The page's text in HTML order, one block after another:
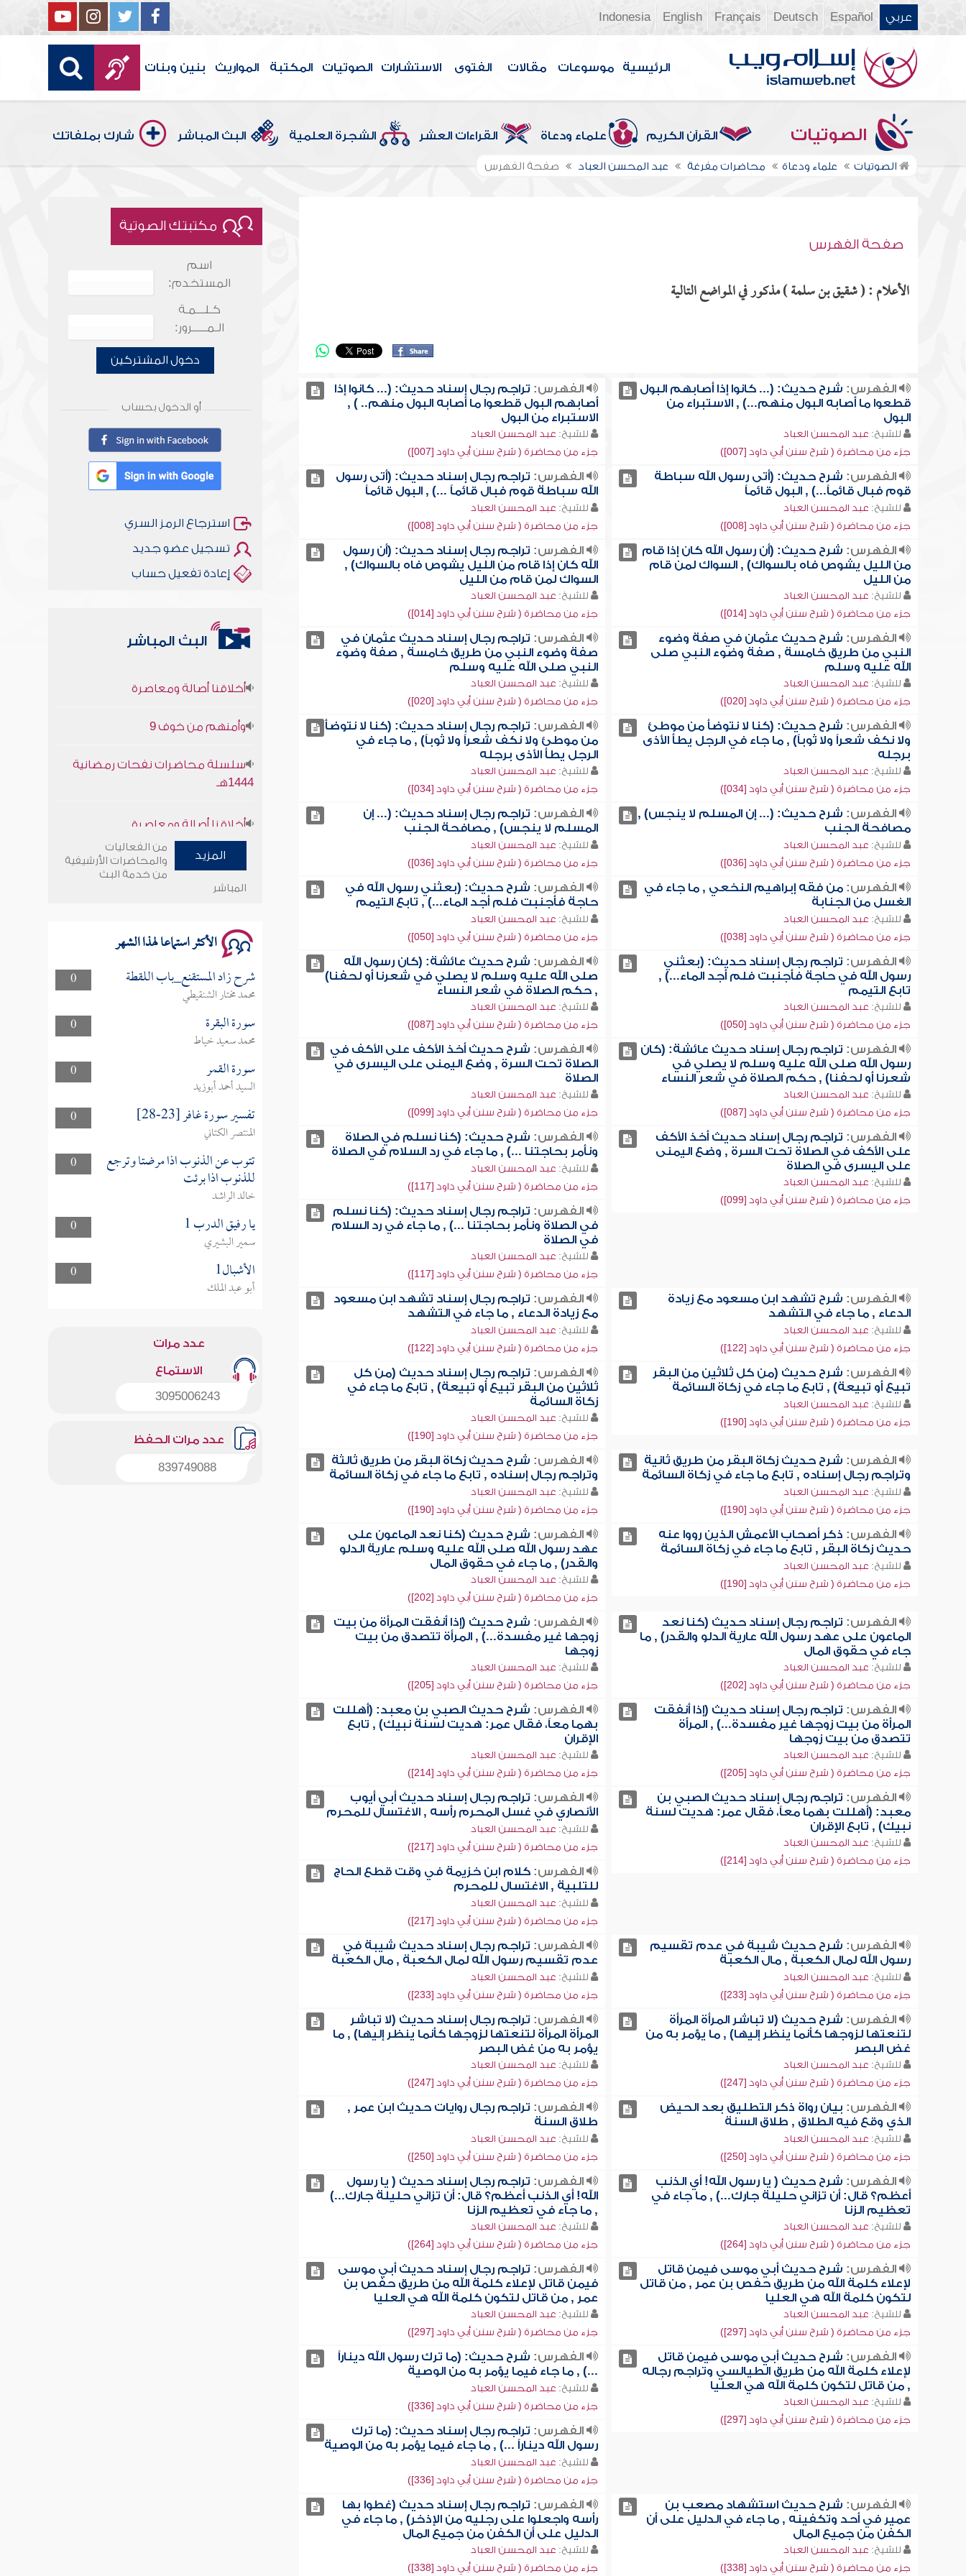
عربي Español
Deutsch
Français
English
Indonesia
الرئيسية موسوعات مقالات الفتوى الاستشارات الصوتيات المكتبة المواريث بنين وبنات
الصوتيات القرآن الكريم علماء ودعاة القراءات العشر الشجرة العلمية البث المباشر شارك بملفاتك
الصوتيات علماء ودعاة محاضرات مفرغة عبد المحسن العباد صفحة الفهرس
صفحة الفهرس
الأعلام : ( شقيق بن سلمة ) مذكور في المواضع التالية
الفهرس: شرح حديث: (... كانوا إذا أصابهم البول
قطعوا ما أصابه البول منهم...) , الاستبراء من
البول
للشيخ: عبد المحسن العباد
جزء من محاضرة ( شرح سنن أبي داود [007])
الفهرس: تراجم رجال إسناد حديث: (... كانوا إذا
أصابهم البول قطعوا ما أصابه البول منهم.. ) ,
الاستبراء من البول
للشيخ: عبد المحسن العباد
جزء من محاضرة ( شرح سنن أبي داود [007])
الفهرس: شرح حديث: (أتى رسول الله سباطة
قوم فبال قائماً...) , البول قائماً
للشيخ: عبد المحسن العباد
جزء من محاضرة ( شرح سنن أبي داود [008])
الفهرس: تراجم رجال إسناد حديث: (أتى رسول
الله سباطة قوم فبال قائماً ...) , البول قائماً
للشيخ: عبد المحسن العباد
جزء من محاضرة ( شرح سنن أبي داود [008])
الفهرس: شرح حديث: (أن رسول الله كان إذا قام
من الليل يشوص فاه بالسواك) , السواك لمن قام
من الليل
للشيخ: عبد المحسن العباد
جزء من محاضرة ( شرح سنن أبي داود [014])
الفهرس: تراجم رجال إسناد حديث: (أن رسول
الله كان إذا قام من الليل يشوص فاه بالسواك) ,
السواك لمن قام من الليل
للشيخ: عبد المحسن العباد
جزء من محاضرة ( شرح سنن أبي داود [014])
الفهرس: شرح حديث عثمان في صفة وضوء
النبي من طريق خامسة , صفة وضوء النبي صلى
الله عليه وسلم
للشيخ: عبد المحسن العباد
جزء من محاضرة ( شرح سنن أبي داود [020])
الفهرس: تراجم رجال إسناد حديث عثمان في
صفة وضوء النبي من طريق خامسة , صفة وضوء
النبي صلى الله عليه وسلم
للشيخ: عبد المحسن العباد
جزء من محاضرة ( شرح سنن أبي داود [020])
الفهرس: شرح حديث: (كنا لا نتوضأ من موطئ
ولا نكف شعراً ولا ثوباً) , ما جاء في الرجل يطأ الأذى
برجله
للشيخ: عبد المحسن العباد
جزء من محاضرة ( شرح سنن أبي داود [034])
الفهرس: تراجم رجال إسناد حديث: (كنا لا نتوضأ
من موطئ ولا نكف شعراً ولا ثوباً) , ما جاء في
الرجل يطأ الأذى برجله
للشيخ: عبد المحسن العباد
جزء من محاضرة ( شرح سنن أبي داود [034])
الفهرس: شرح حديث: (... إن المسلم لا ينجس) ,
مصافحة الجنب
للشيخ: عبد المحسن العباد
جزء من محاضرة ( شرح سنن أبي داود [036])
الفهرس: تراجم رجال إسناد حديث: (... إن
المسلم لا ينجس) , مصافحة الجنب
للشيخ: عبد المحسن العباد
جزء من محاضرة ( شرح سنن أبي داود [036])
الفهرس:من فقه إبراهيم النخعي , ما جاء في
الغسل من الجنابة
للشيخ: عبد المحسن العباد
جزء من محاضرة ( شرح سنن أبي داود [038])
الفهرس: شرح حديث: (بعثني رسول الله في
حاجة فأجنبت فلم أجد الماء...) , تابع التيمم
للشيخ: عبد المحسن العباد
جزء من محاضرة ( شرح سنن أبي داود [050])
الفهرس: تراجم رجال إسناد حديث: (بعثني
رسول الله في حاجة فأجنبت فلم أجد الماء...) ,
تابع التيمم
للشيخ: عبد المحسن العباد
جزء من محاضرة ( شرح سنن أبي داود [050])
الفهرس: شرح حديث عائشة: (كان رسول الله
صلى الله عليه وسلم لا يصلي في شعرنا أو لحفنا)
, حكم الصلاة في شعر النساء
للشيخ: عبد المحسن العباد
جزء من محاضرة ( شرح سنن أبي داود [087])
الفهرس: تراجم رجال إسناد حديث عائشة: (كان
رسول الله صلى الله عليه وسلم لا يصلي في
شعرنا أو لحفنا) , حكم الصلاة في شعر النساء
للشيخ: عبد المحسن العباد
جزء من محاضرة ( شرح سنن أبي داود [087])
الفهرس: شرح حديث أخذ الأكف على الأكف في
الصلاة تحت السرة , وضع اليمنى على اليسرى في
الصلاة
للشيخ: عبد المحسن العباد
جزء من محاضرة ( شرح سنن أبي داود [099])
الفهرس: تراجم رجال إسناد حديث أخذ الأكف
على الأكف في الصلاة تحت السرة , وضع اليمنى
على اليسرى في الصلاة
للشيخ: عبد المحسن العباد
جزء من محاضرة ( شرح سنن أبي داود [099])
الفهرس: شرح حديث: (كنا نسلم في الصلاة
ونأمر بحاجتنا ...) , ما جاء في رد السلام في الصلاة
للشيخ: عبد المحسن العباد
جزء من محاضرة ( شرح سنن أبي داود [117])
الفهرس: تراجم رجال إسناد حديث: (كنا نسلم
في الصلاة ونأمر بحاجتنا ...) , ما جاء في رد السلام
في الصلاة
للشيخ: عبد المحسن العباد
جزء من محاضرة ( شرح سنن أبي داود [117])
الفهرس: شرح تشهد ابن مسعود مع زيادة
الدعاء , ما جاء في التشهد
للشيخ: عبد المحسن العباد
جزء من محاضرة ( شرح سنن أبي داود [122])
الفهرس: تراجم رجال إسناد تشهد ابن مسعود
مع زيادة الدعاء , ما جاء في التشهد
للشيخ: عبد المحسن العباد
جزء من محاضرة ( شرح سنن أبي داود [122])
الفهرس: شرح حديث (من كل ثلاثين من البقر
تبيع أو تبيعة) , تابع ما جاء في زكاة السائمة
للشيخ: عبد المحسن العباد
جزء من محاضرة ( شرح سنن أبي داود [190])
الفهرس: تراجم رجال إسناد حديث (من كل
ثلاثين من البقر تبيع أو تبيعة) , تابع ما جاء في
زكاة السائمة
للشيخ: عبد المحسن العباد
جزء من محاضرة ( شرح سنن أبي داود [190])
الفهرس: شرح حديث زكاة البقر من طريق ثانية
وتراجم رجال إسناده , تابع ما جاء في زكاة السائمة
للشيخ: عبد المحسن العباد
جزء من محاضرة ( شرح سنن أبي داود [190])
الفهرس: شرح حديث زكاة البقر من طريق ثالثة
وتراجم رجال إسناده , تابع ما جاء في زكاة السائمة
للشيخ: عبد المحسن العباد
جزء من محاضرة ( شرح سنن أبي داود [190])
الفهرس: ذكر أصحاب الأعمش الذين رووا عنه
حديث زكاة البقر , تابع ما جاء في زكاة السائمة
للشيخ: عبد المحسن العباد
جزء من محاضرة ( شرح سنن أبي داود [190])
الفهرس: شرح حديث (كنا نعد الماعون على
عهد رسول الله صلى الله عليه وسلم عارية الدلو
والقدر) , ما جاء في حقوق المال
للشيخ: عبد المحسن العباد
جزء من محاضرة ( شرح سنن أبي داود [202])
الفهرس: تراجم رجال إسناد حديث (كنا نعد
الماعون على عهد رسول الله عارية الدلو والقدر) , ما
جاء في حقوق المال
للشيخ: عبد المحسن العباد
جزء من محاضرة ( شرح سنن أبي داود [202])
الفهرس: شرح حديث (إذا أنفقت المرأة من بيت
زوجها غير مفسدة...) , المرأة تتصدق من بيت
زوجها
للشيخ: عبد المحسن العباد
جزء من محاضرة ( شرح سنن أبي داود [205])
الفهرس: تراجم رجال إسناد حديث (إذا أنفقت
المرأة من بيت زوجها غير مفسدة...) , المرأة
تتصدق من بيت زوجها
للشيخ: عبد المحسن العباد
جزء من محاضرة ( شرح سنن أبي داود [205])
الفهرس: شرح حديث الصبي بن معبد: (أهللت
بهما معاً، فقال عمر: هديت لسنة نبيك) , تابع
الإقران
للشيخ: عبد المحسن العباد
جزء من محاضرة ( شرح سنن أبي داود [214])
الفهرس: تراجم رجال إسناد حديث الصبي بن
معبد: (أهللت بهما معاً، فقال عمر: هديت لسنة
نبيك) , تابع الإقران
للشيخ: عبد المحسن العباد
جزء من محاضرة ( شرح سنن أبي داود [214])
الفهرس: تراجم رجال إسناد حديث أبي أيوب
الأنصاري في غسل المحرم رأسه , الاغتسال للمحرم
للشيخ: عبد المحسن العباد
جزء من محاضرة ( شرح سنن أبي داود [217])
الفهرس: كلام ابن خزيمة في وقت قطع الحاج
للتلبية , الاغتسال للمحرم
للشيخ: عبد المحسن العباد
جزء من محاضرة ( شرح سنن أبي داود [217])
الفهرس: شرح حديث شيبة في عدم تقسيم
رسول الله لمال الكعبة , مال الكعبة
للشيخ: عبد المحسن العباد
جزء من محاضرة ( شرح سنن أبي داود [233])
الفهرس: تراجم رجال إسناد حديث شيبة في
عدم تقسيم رسول الله لمال الكعبة , مال الكعبة
للشيخ: عبد المحسن العباد
جزء من محاضرة ( شرح سنن أبي داود [233])
الفهرس: شرح حديث (لا تباشر المرأة المرأة
لتنعتها لزوجها كأنما ينظر إليها) , ما يؤمر به من
غض البصر
للشيخ: عبد المحسن العباد
جزء من محاضرة ( شرح سنن أبي داود [247])
الفهرس: تراجم رجال إسناد حديث (لا تباشر
المرأة المرأة لتنعتها لزوجها كأنما ينظر إليها) , ما
يؤمر به من غض البصر
للشيخ: عبد المحسن العباد
جزء من محاضرة ( شرح سنن أبي داود [247])
الفهرس: بيان رواة ذكر التطليق بعد الحيض
الذي وقع فيه الطلاق , طلاق السنة
للشيخ: عبد المحسن العباد
جزء من محاضرة ( شرح سنن أبي داود [250])
الفهرس: تراجم رجال روايات حديث ابن عمر ,
طلاق السنة
للشيخ: عبد المحسن العباد
جزء من محاضرة ( شرح سنن أبي داود [250])
الفهرس: شرح حديث ( يا رسول الله! أي الذنب
أعظم؟ قال: أن تزاني حليلة جارك...) , ما جاء في
تعظيم الزنا
للشيخ: عبد المحسن العباد
جزء من محاضرة ( شرح سنن أبي داود [264])
الفهرس: تراجم رجال إسناد حديث ( يا رسول
الله! أي الذنب أعظم؟ قال: أن تزاني حليلة جارك...)
, ما جاء في تعظيم الزنا
للشيخ: عبد المحسن العباد
جزء من محاضرة ( شرح سنن أبي داود [264])
الفهرس: شرح حديث أبي موسى فيمن قاتل
لإعلاء كلمة الله من طريق حفص بن عمر , من قاتل
لتكون كلمة الله هي العليا
للشيخ: عبد المحسن العباد
جزء من محاضرة ( شرح سنن أبي داود [297])
الفهرس: تراجم رجال إسناد حديث أبي موسى
فيمن قاتل لإعلاء كلمة الله من طريق حفص بن
عمر , من قاتل لتكون كلمة الله هي العليا
للشيخ: عبد المحسن العباد
جزء من محاضرة ( شرح سنن أبي داود [297])
الفهرس: شرح حديث أبي موسى فيمن قاتل
لإعلاء كلمة الله من طريق الطيالسي وتراجم رجاله
, من قاتل لتكون كلمة الله هي العليا
للشيخ: عبد المحسن العباد
جزء من محاضرة ( شرح سنن أبي داود [297])
الفهرس: شرح حديث: (ما ترك رسول الله ديناراً
...) , ما جاء فيما يؤمر به من الوصية
للشيخ: عبد المحسن العباد
جزء من محاضرة ( شرح سنن أبي داود [336])
الفهرس: تراجم رجال إسناد حديث: (ما ترك
رسول الله ديناراً ...) , ما جاء فيما يؤمر به من الوصية
للشيخ: عبد المحسن العباد
جزء من محاضرة ( شرح سنن أبي داود [336])
الفهرس: شرح حديث استشهاد مصعب بن
عمير في أحد وتكفينه , ما جاء في الدليل على أن
الكفن من جميع المال
للشيخ: عبد المحسن العباد
جزء من محاضرة ( شرح سنن أبي داود [338])
الفهرس: تراجم رجال إسناد حديث (غطوا بها
رأسه واجعلوا على رجليه من الإذخر) , ما جاء في
الدليل على أن الكفن من جميع المال
للشيخ: عبد المحسن العباد
جزء من محاضرة ( شرح سنن أبي داود [338])
مكتبتك الصوتية
اسم
المستخدم:
كـلـــمـة
الـمـــــرور:
دخول المشتركين
أو الدخول بحساب
استرجاع الرمز السري
تسجيل عضو جديد
إعادة تفعيل حساب
البث المباشر
1444هـ
سلسلة محاضرات نفحات رمضانية
1444هـ
المزيد
من الفعاليات
والمحاضرات الأرشيفية
من خدمة البث
المباشر
الأكثر استماعا لهذا الشهر
0 شرح زاد المستقنع_باب اللقطة
محمد مختار الشنقيطي
0
سورة البقرة
محمد سعيد خياط
0
سورة القمر
السيد أحمد أبوزيد
0
تفسير سورة غافر [23-28]
المنتصر الكتاني
0
تتوب عن الذنوب اذا مرضتا وترجع
للذنوب اذا برئت
خالد الراشد
0
يا رفيق الدرب 1
سمير البشيري
0
الأشبال1
أبو عبد الملك
عدد مرات
الاستماع
3095006243
عدد مرات الحفظ
839749088